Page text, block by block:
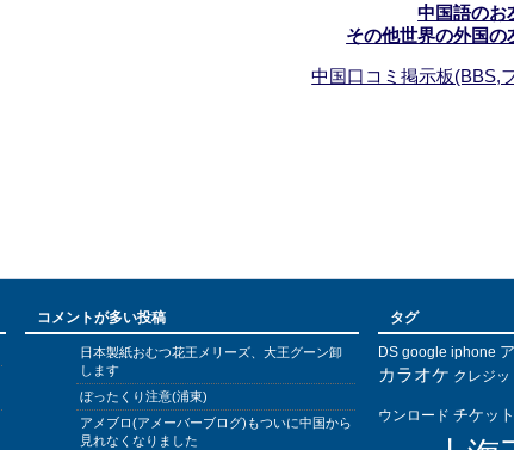
中国語のお
その他世界の外国の
中国口コミ掲示板(BBS,
コメントが多い投稿
日本製紙おむつ花王メリーズ、大王グーン卸
します
ぼったくり注意(浦東)
アメブロ(アメーバーブログ)もついに中国から
見れなくなりました
タグ
DS google iphone
カラオケ クレジッ
ウンロード チケット